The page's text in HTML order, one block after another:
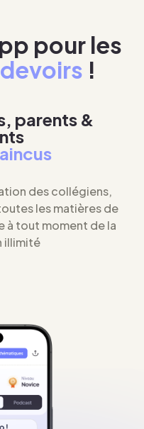
pour les
devoirs !
parents &
des collégiens,
les matières de
à tout moment de la
illimité